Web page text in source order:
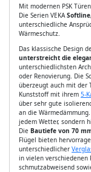
Mit modernen PSK
Die Serien VEKA
unterschiedliche
Wärmeschutz.
Das klassische Design
unterstreicht die
unterschiedlichsten
oder Renovierung. Die
überzeugt auch mit der
Kunststoff mit ihrem 5-
über sehr gute
an die
jedem Wetter, sondern
Die Bautiefe von 70
Flügel bieten
unterschiedlicher
in vielen verschiedenen
schmutzabweisend